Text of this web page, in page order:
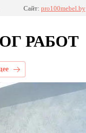
Сайт: pro100mebel.by
РАБОТ